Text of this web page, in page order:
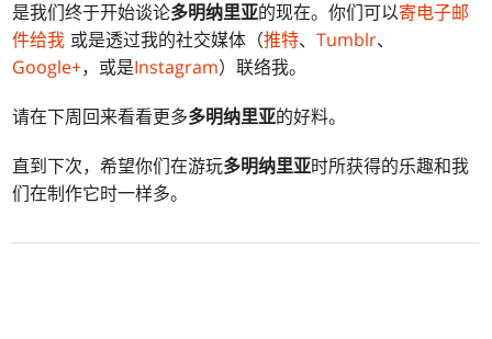
是我们终于开始谈论多明纳里亚的现在。你们可以寄电子邮
件给我 或是透过我的社交媒体（推特、Tumblr、
Google+，或是Instagram）联络我。
请在下周回来看看更多多明纳里亚的好料。
直到下次，希望你们在游玩多明纳里亚时所获得的乐趣和我
们在制作它时一样多。